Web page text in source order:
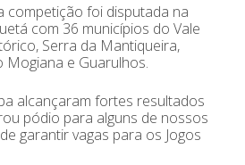
competição foi disputada na
com 36 municípios do Vale
Serra da Mantiqueira,
Mogiana e Guarulhos.
alcançaram fortes resultados
pódio para alguns de nossos
garantir vagas para os Jogos